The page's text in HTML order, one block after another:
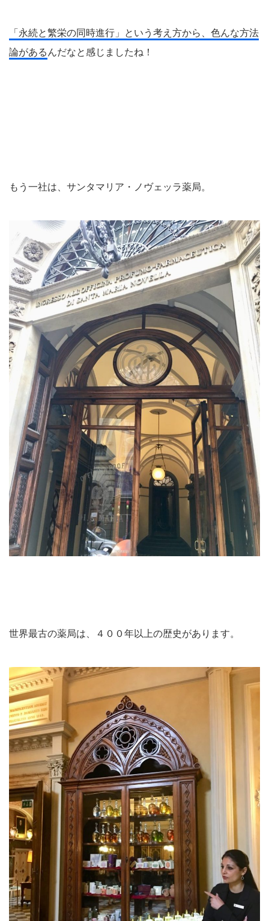
「永続と繁栄の同時進行」という考え方から、色んな方法
論があるんだなと感じましたね！
もう一社は、サンタマリア・ノヴェッラ薬局。
世界最古の薬局は、４００年以上の歴史があります。